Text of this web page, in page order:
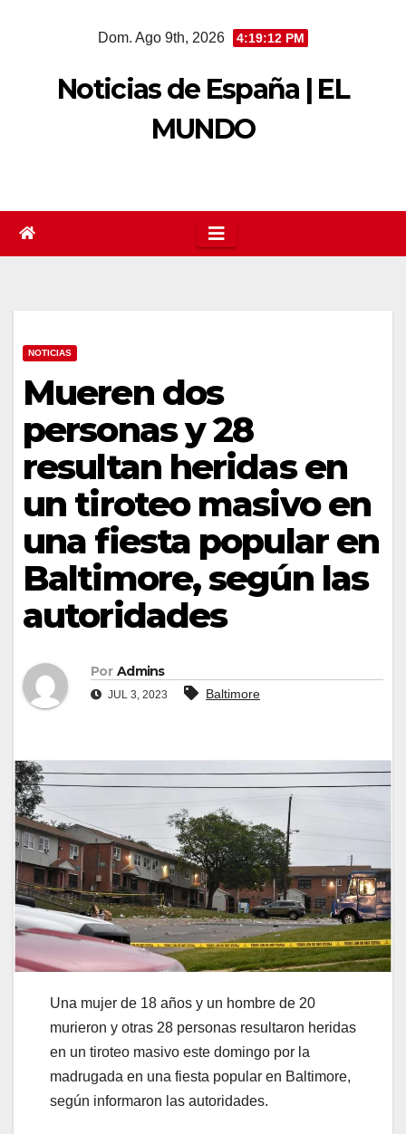
Dom. Ago 9th, 2026 4:19:12 PM
Noticias de España | EL
MUNDO
NOTICIAS
Mueren dos
personas y 28
resultan heridas en
un tiroteo masivo en
una fiesta popular en
Baltimore, según las
autoridades
Por Admins
JUL 3, 2023 Baltimore
Una mujer de 18 años y un hombre de 20
murieron y otras 28 personas resultaron heridas
en un tiroteo masivo este domingo por la
madrugada en una fiesta popular en Baltimore,
según informaron las autoridades.